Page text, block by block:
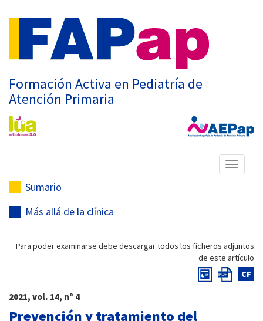
Formación Activa en Pediatría de
Atención Primaria
Mostrar
menú
Sumario
Más allá de la clínica
Para poder examinarse debe descargar todos los ficheros adjuntos
de este artículo
CF
2021, vol. 14, nº 4
Prevención y tratamiento del